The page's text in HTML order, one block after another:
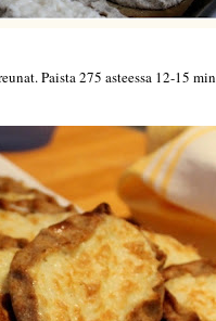
Paista 275 asteessa 12-15 min